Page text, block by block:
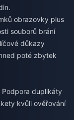
obrazovky plus
souborů brání
důkazy
poté zbytek
duplikáty
kvůli ověřování